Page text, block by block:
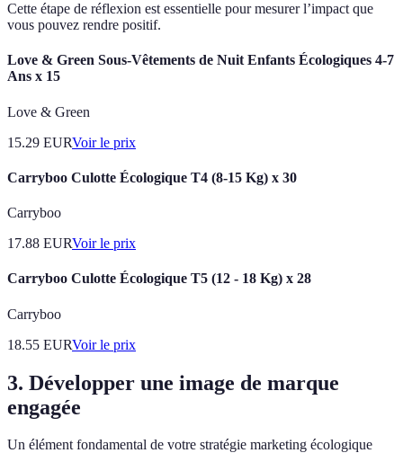
Cette étape de réflexion est essentielle pour mesurer l’impact que
vous pouvez rendre positif.
Love & Green Sous-Vêtements de Nuit Enfants Écologiques 4-7
Ans x 15
Love & Green
15.29 EURVoir le prix
Carryboo Culotte Écologique T4 (8-15 Kg) x 30
Carryboo
17.88 EURVoir le prix
Carryboo Culotte Écologique T5 (12 - 18 Kg) x 28
Carryboo
18.55 EURVoir le prix
3. Développer une image de marque
engagée
Un élément fondamental de votre stratégie marketing écologique